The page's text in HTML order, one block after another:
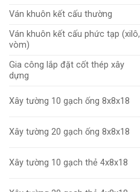
Ván khuôn kết cấu thường
Ván khuôn kết cấu phức tạp (xilô,
vòm)
Gia công lắp đặt cốt thép xây
dựng
Xây tường 10 gạch ống 8x8x18
Xây tường 20 gạch ống 8x8x18
Xây tường 10 gạch thẻ 4x8x18